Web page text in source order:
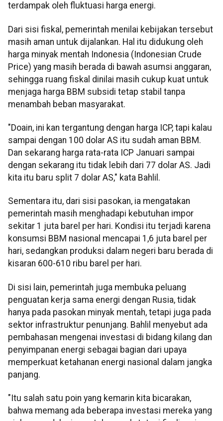
terdampak oleh fluktuasi harga energi.
Dari sisi fiskal, pemerintah menilai kebijakan tersebut
masih aman untuk dijalankan. Hal itu didukung oleh
harga minyak mentah Indonesia (Indonesian Crude
Price) yang masih berada di bawah asumsi anggaran,
sehingga ruang fiskal dinilai masih cukup kuat untuk
menjaga harga BBM subsidi tetap stabil tanpa
menambah beban masyarakat.
"Doain, ini kan tergantung dengan harga ICP, tapi kalau
sampai dengan 100 dolar AS itu sudah aman BBM.
Dan sekarang harga rata-rata ICP Januari sampai
dengan sekarang itu tidak lebih dari 77 dolar AS. Jadi
kita itu baru split 7 dolar AS," kata Bahlil.
Sementara itu, dari sisi pasokan, ia mengatakan
pemerintah masih menghadapi kebutuhan impor
sekitar 1 juta barel per hari. Kondisi itu terjadi karena
konsumsi BBM nasional mencapai 1,6 juta barel per
hari, sedangkan produksi dalam negeri baru berada di
kisaran 600-610 ribu barel per hari.
Di sisi lain, pemerintah juga membuka peluang
penguatan kerja sama energi dengan Rusia, tidak
hanya pada pasokan minyak mentah, tetapi juga pada
sektor infrastruktur penunjang. Bahlil menyebut ada
pembahasan mengenai investasi di bidang kilang dan
penyimpanan energi sebagai bagian dari upaya
memperkuat ketahanan energi nasional dalam jangka
panjang.
"Itu salah satu poin yang kemarin kita bicarakan,
bahwa memang ada beberapa investasi mereka yang